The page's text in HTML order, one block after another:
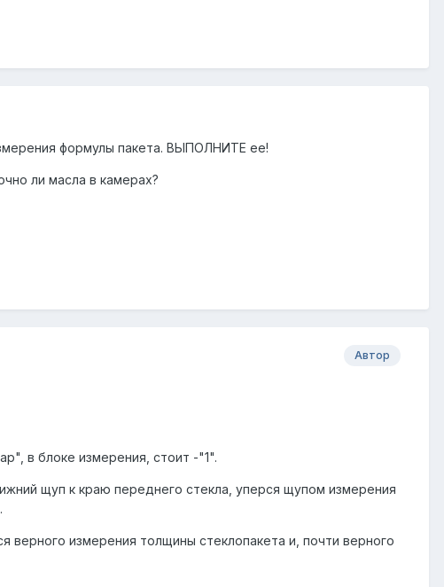
формулы пакета. ВЫПОЛНИТЕ ее!
ли масла в камерах?
Автор
в блоке измерения, стоит -"1".
щуп к краю переднего стекла, уперся щупом измерения
верного измерения толщины стеклопакета и, почти верного